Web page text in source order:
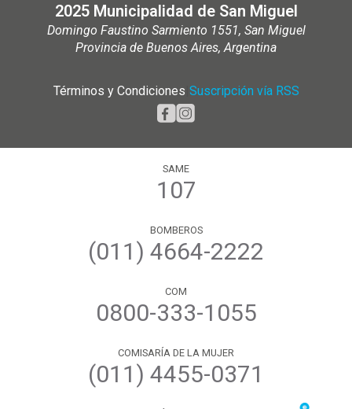
2025 Municipalidad de San Miguel
Domingo Faustino Sarmiento 1551, San Miguel
Provincia de Buenos Aires, Argentina
Términos y Condiciones Suscripción vía RSS
SAME
107
BOMBEROS
(011) 4664-2222
COM
0800-333-1055
COMISARÍA DE LA MUJER
(011) 4455-0371